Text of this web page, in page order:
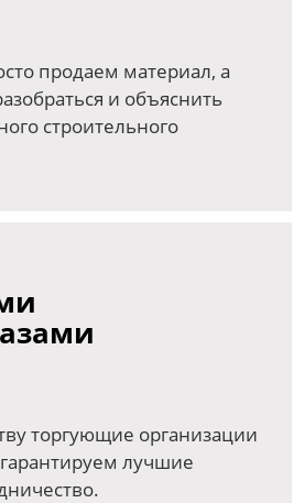
продаем материал, а
и объяснить
строительного
торгующие организации
лучшие